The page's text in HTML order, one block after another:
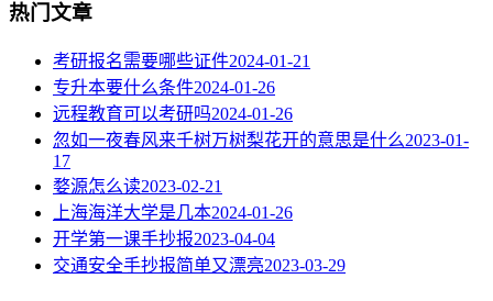
热门文章
考研报名需要哪些证件2024-01-21
专升本要什么条件2024-01-26
远程教育可以考研吗2024-01-26
忽如一夜春风来千树万树梨花开的意思是什么2023-01-
17
婺源怎么读2023-02-21
上海海洋大学是几本2024-01-26
开学第一课手抄报2023-04-04
交通安全手抄报简单又漂亮2023-03-29